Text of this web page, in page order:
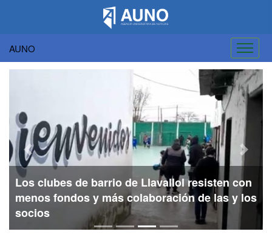
AUNO
Los clubes de barrio de Llavallol resisten con
menos fondos y más colaboración de las y los
socios
Previous Next